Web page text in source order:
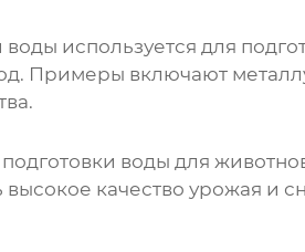
воды используется для
Примеры включают
воды для
качество урожая и